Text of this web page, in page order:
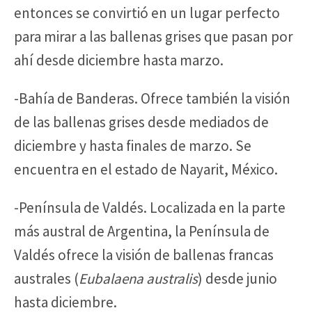
entonces se convirtió en un lugar perfecto
para mirar a las ballenas grises que pasan por
ahí desde diciembre hasta marzo.
-Bahía de Banderas. Ofrece también la visión
de las ballenas grises desde mediados de
diciembre y hasta finales de marzo. Se
encuentra en el estado de Nayarit, México.
-Península de Valdés. Localizada en la parte
más austral de Argentina, la Península de
Valdés ofrece la visión de ballenas francas
australes (Eubalaena australis) desde junio
hasta diciembre.